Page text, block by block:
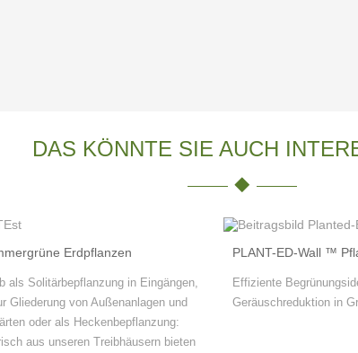
DAS KÖNNTE SIE AUCH
Erdpflanzen
als Solitärbepflanzung in Eingängen,
Gliederung von Außenanlagen und
oder als Heckenbepflanzung:
aus unseren Treibhäusern bieten
PLANT-ED-Wall ™
Effiziente
Geräuschreduktion in